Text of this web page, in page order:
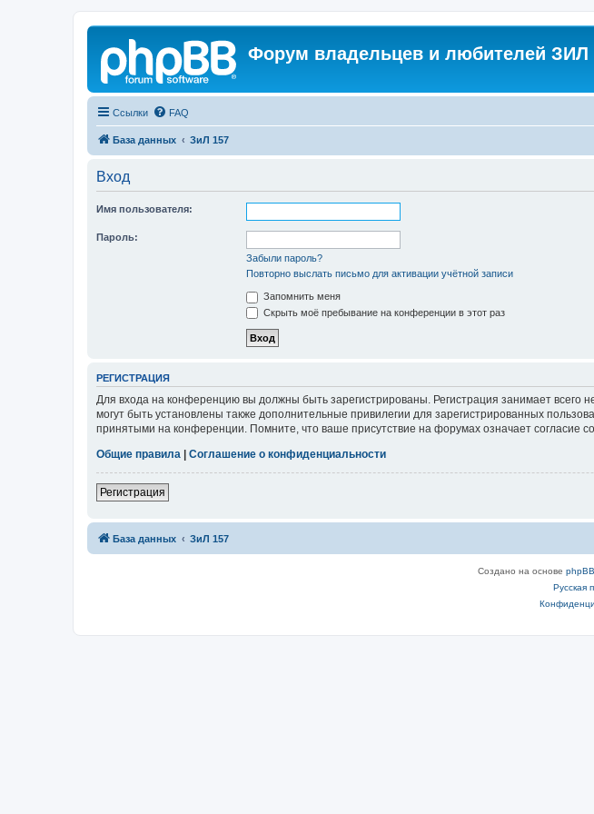
Форум владельцев и любителей ЗИЛ
Ссылки FAQ
База данных ЗиЛ 157
Вход
Имя пользователя:
Пароль:
Забыли пароль?
Повторно выслать письмо для активации учётной записи
Запомнить меня
Скрыть моё пребывание на конференции в этот раз
РЕГИСТРАЦИЯ
Для входа на конференцию вы должны быть зарегистрированы. Регистрация занимает
могут быть установлены также дополнительные привилегии для зарегистрированных
принятыми на конференции. Помните, что ваше присутствие на форумах означает согласие
Общие правила | Соглашение о конфиденциальности
Регистрация
База данных ЗиЛ 157
Создано на основе phpBB
Русская